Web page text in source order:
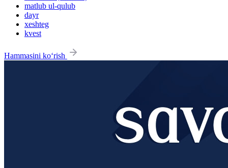
matlub ul-qulub
dayr
xeshteg
kvest
Hammasini ko‘rish